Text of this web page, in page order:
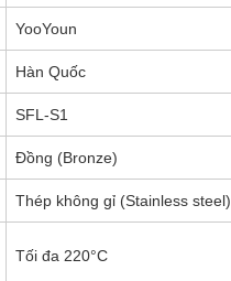
YooYoun
Hàn Quốc
SFL-S1
Đồng (Bronze)
Thép không gỉ (Stainless steel)
Tối đa 220°C